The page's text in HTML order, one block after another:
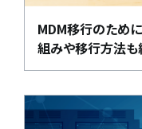
MDM移行のため
組みや移行方法も